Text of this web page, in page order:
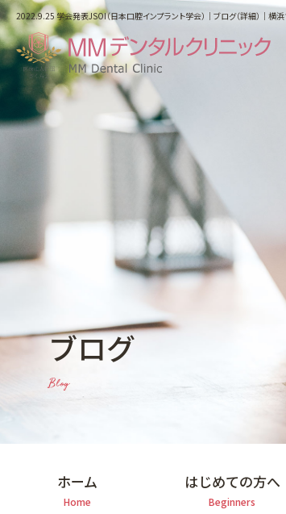
2022.9.25 学会発表JSOI（日本口腔インプラント学会）｜ブログ（詳細）｜横
ブログ
Blog
ホーム
Home
はじめての方へ
Beginners
ホーム
スタッフ紹介
料金表
インプラントによる治療
マイクロスコープを用いた治療
矯正歯科
一般診療